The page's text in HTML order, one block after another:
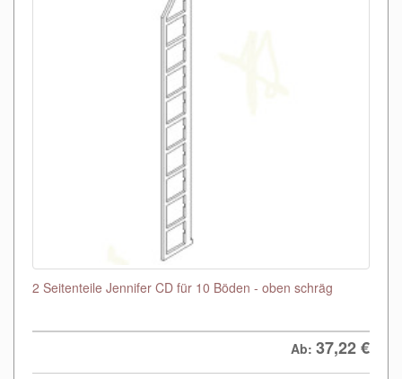
2 Seitenteile Jennifer CD für 10 Böden - oben schräg
Ab: 37,22€